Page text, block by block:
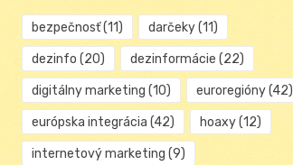
bezpečnosť(11) darčeky(11)
dezinfo (20) dezinformácie (22)
digitálny marketing (10) euroregióny(42)
európska integrácia (42) hoaxy(12)
internetový marketing (9)